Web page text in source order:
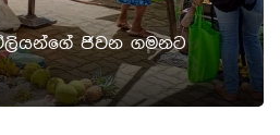
ජිවන ගමනට